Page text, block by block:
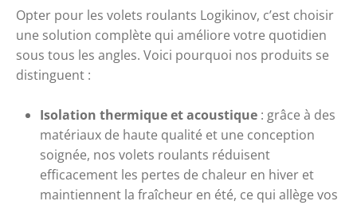
Opter pour les volets roulants Logikinov, c’est choisir
une solution complète qui améliore votre quotidien
sous tous les angles. Voici pourquoi nos produits se
distinguent :
Isolation thermique et acoustique : grâce à des
matériaux de haute qualité et une conception
soignée, nos volets roulants réduisent
efficacement les pertes de chaleur en hiver et
maintiennent la fraîcheur en été, ce qui allège vos